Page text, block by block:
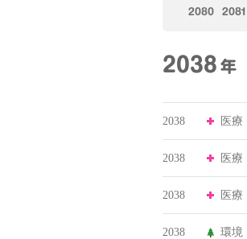
2080 2081
2038 年
2038 医療
2038 医療
2038 医療
2038 環境